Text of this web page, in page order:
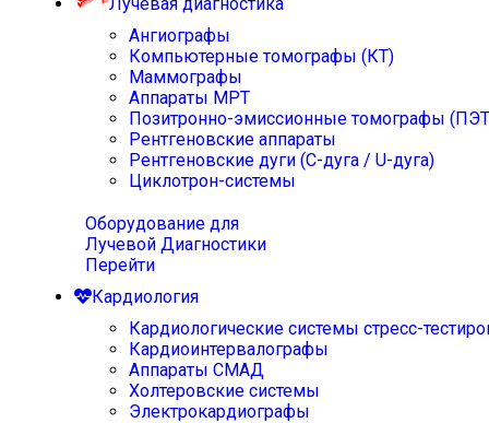
Ангиографы
Компьютерные томографы (КТ)
Маммографы
Аппараты МРТ
Позитронно-эмиссионные томографы
Рентгеновские аппараты
Рентгеновские дуги (С-дуга / U-дуга)
Циклотрон-системы
Оборудование для
Лучевой Диагностики
Перейти
Кардиология
Кардиологические системы стресс-
Кардиоинтервалографы
Аппараты СМАД
Холтеровские системы
Электрокардиографы